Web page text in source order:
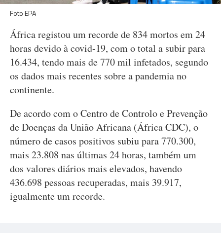
Foto EPA
África registou um recorde de 834 mortos em 24
horas devido à covid-19, com o total a subir para
16.434, tendo mais de 770 mil infetados, segundo
os dados mais recentes sobre a pandemia no
continente.
De acordo com o Centro de Controlo e Prevenção
de Doenças da União Africana (África CDC), o
número de casos positivos subiu para 770.300,
mais 23.808 nas últimas 24 horas, também um
dos valores diários mais elevados, havendo
436.698 pessoas recuperadas, mais 39.917,
igualmente um recorde.